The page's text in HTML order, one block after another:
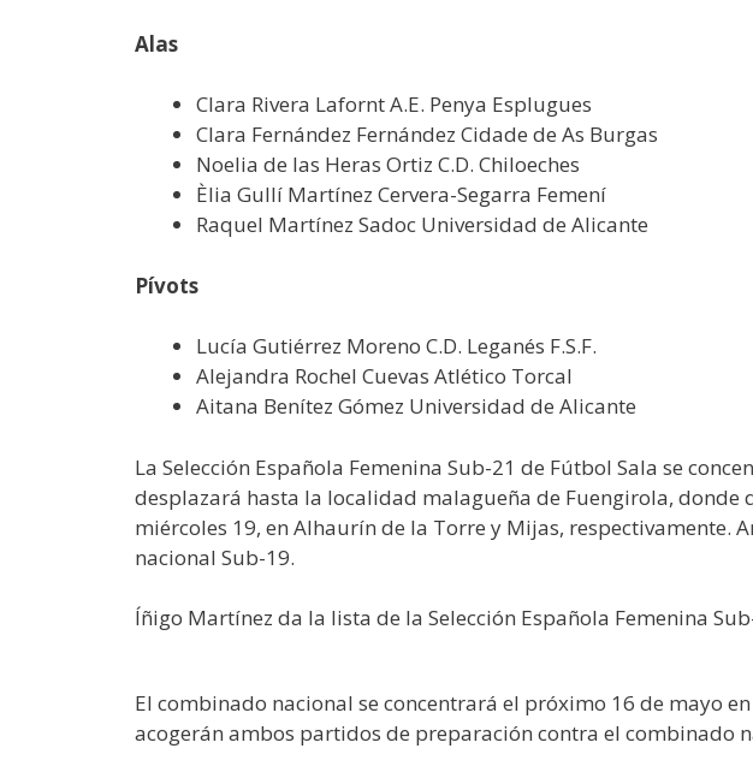
Alas
Clara Rivera Lafornt A.E. Penya Esplugues
Clara Fernández Fernández Cidade de As Burgas
Noelia de las Heras Ortiz C.D. Chiloeches
Èlia Gullí Martínez Cervera-Segarra Femení
Raquel Martínez Sadoc Universidad de Alicante
Pívots
Lucía Gutiérrez Moreno C.D. Leganés F.S.F.
Alejandra Rochel Cuevas Atlético Torcal
Aitana Benítez Gómez Universidad de Alicante
La Selección Española Femenina Sub-21 de Fútbol Sala se
desplazará hasta la localidad malagueña de Fuengirola,
miércoles 19, en Alhaurín de la Torre y Mijas, respectivamente.
nacional Sub-19.
Íñigo Martínez da la lista de la Selección Española Femenina
El combinado nacional se concentrará el próximo 16 de mayo
acogerán ambos partidos de preparación contra el combinado